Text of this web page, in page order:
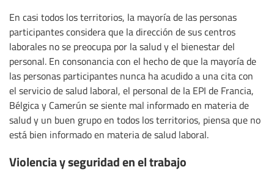
En casi todos los territorios, la mayoría de las personas
participantes considera que la dirección de sus centros
laborales no se preocupa por la salud y el bienestar del
personal. En consonancia con el hecho de que la mayoría de
las personas participantes nunca ha acudido a una cita con
el servicio de salud laboral, el personal de la EPI de Francia,
Bélgica y Camerún se siente mal informado en materia de
salud y un buen grupo en todos los territorios, piensa que no
está bien informado en materia de salud laboral.
Violencia y seguridad en el trabajo